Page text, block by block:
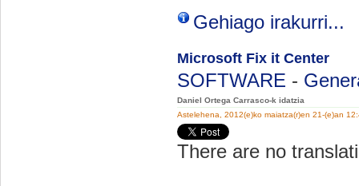
Gehiago irakurri...
Microsoft Fix it Center
SOFTWARE -
Daniel Ortega Carrasco-k idatzia
Astelehena, 2012(e)ko maiatza(r)en 21-(e)an
There are no